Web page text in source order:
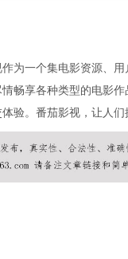
为一个集电影资源、
畅享各种类型的电影
验。番茄影视，让人们